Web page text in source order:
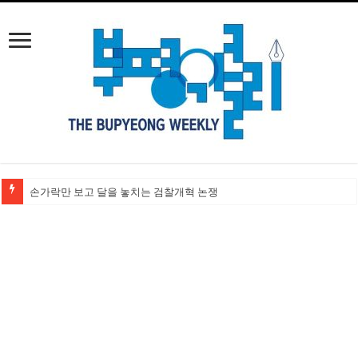
손가락만 보고 달을 놓치는 검찰개혁 논쟁